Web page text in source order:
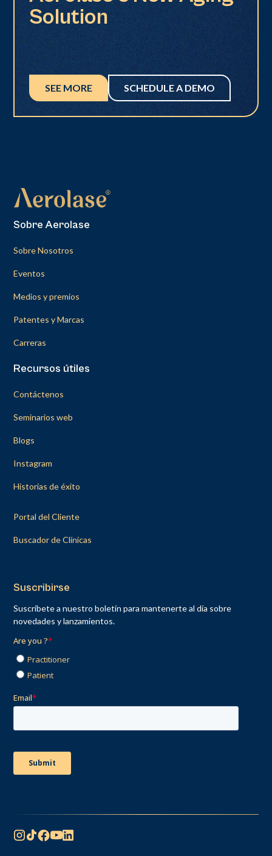
Solution
SEE MORE SCHEDULE A DEMO
Sobre Aerolase
Sobre Nosotros
Eventos
Medios y premios
Patentes y Marcas
Carreras
Recursos útiles
Contáctenos
Seminarios web
Blogs
Instagram
Historias de éxito
Portal del Cliente
Buscador de Clínicas
Suscribirse
Suscríbete a nuestro boletín para mantenerte al día sobre
novedades y lanzamientos.